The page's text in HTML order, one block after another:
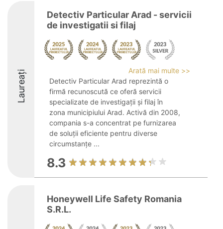
Laureați
Detectiv Particular Arad - servicii
de investigatii si filaj
Arată mai multe >>
Detectiv Particular Arad reprezintă o
firmă recunoscută ce oferă servicii
specializate de investigații și filaj în
zona municipiului Arad. Activă din 2008,
compania s-a concentrat pe furnizarea
de soluții eficiente pentru diverse
circumstanțe ...
8.3
Honeywell Life Safety Romania
S.R.L.